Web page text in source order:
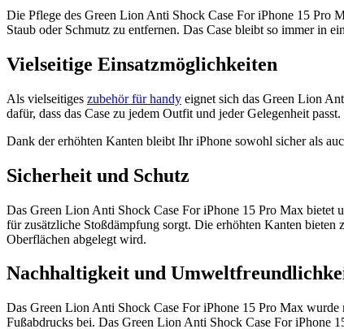
Die Pflege des Green Lion Anti Shock Case For iPhone 15 Pro
Staub oder Schmutz zu entfernen. Das Case bleibt so immer in
Vielseitige Einsatzmöglichkeiten
Als vielseitiges zubehör für handy eignet sich das Green Lion
dafür, dass das Case zu jedem Outfit und jeder Gelegenheit
Dank der erhöhten Kanten bleibt Ihr iPhone sowohl sicher als
Sicherheit und Schutz
Das Green Lion Anti Shock Case For iPhone 15 Pro Max bietet
für zusätzliche Stoßdämpfung sorgt. Die erhöhten Kanten bieten
Oberflächen abgelegt wird.
Nachhaltigkeit und
Das Green Lion Anti Shock Case For iPhone 15 Pro Max
Fußabdrucks bei. Das Green Lion Anti Shock Case For iPhone